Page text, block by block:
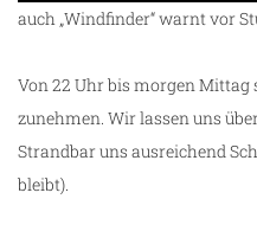
auch „Windfinder“ warnt vor
Von 22 Uhr bis morgen
zunehmen. Wir lassen uns
Strandbar uns ausreichend
bleibt).